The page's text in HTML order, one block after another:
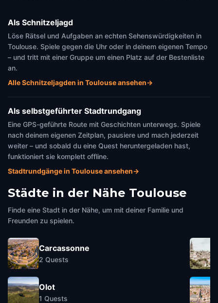
Als Schnitzeljagd
Löse Rätsel und Aufgaben an echten Sehenswürdigkeiten in
Toulouse. Spiele gegen die Uhr oder in deinem eigenen Tempo
– und tritt mit einer Gruppe um einen Platz auf der Bestenliste
an.
Alle Schnitzeljagden in Toulouse ansehen→
Als selbstgeführter Stadtrundgang
Eine GPS-geführte Route mit Geschichten unterwegs. Spiele
nach deinem eigenen Zeitplan, pausiere und mach jederzeit
weiter – und sobald du eine Quest heruntergeladen hast,
funktioniert sie komplett offline.
Stadtrundgänge in Toulouse ansehen→
Städte in der Nähe Toulouse
Finde eine Stadt in der Nähe, um mit deiner Familie und
Freunden zu spielen.
Carcassonne
2 Quests
Olot
1 Quests